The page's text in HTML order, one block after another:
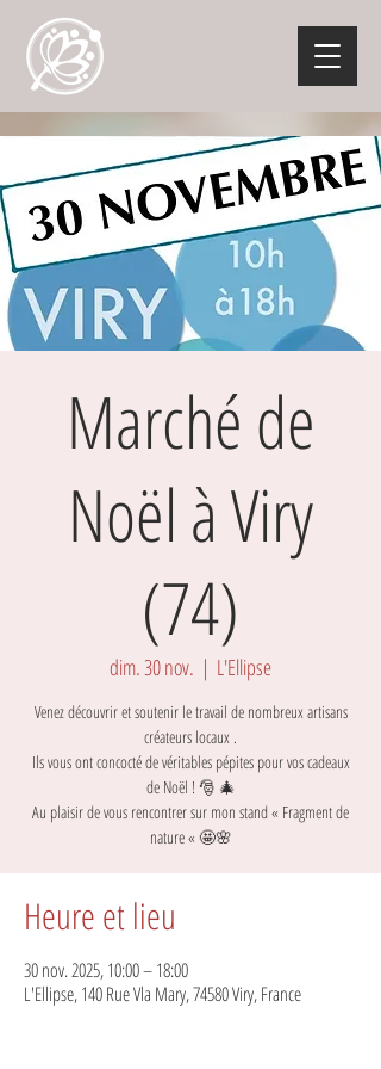
Marché de
Noël à Viry
(74)
dim. 30 nov.
  |
L'Ellipse
Venez découvrir et soutenir le travail de nombreux artisans
créateurs locaux .
Ils vous ont concocté de véritables pépites pour vos cadeaux
de Noël ! 🎅 🎄
Au plaisir de vous rencontrer sur mon stand « Fragment de
nature « 🤩🌸
Heure et lieu
30 nov. 2025, 10:00 – 18:00
L'Ellipse, 140 Rue Vla Mary, 74580 Viry, France